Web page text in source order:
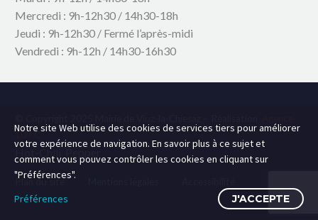
Mercredi : 9h-12h30 / 14h30-18h
Jeudi : 9h-12h30 / Fermé l’après-midi
Vendredi : 9h-12h / 14h30-16h30
109.C
Hot-Chili_Pepper
Plan du site
Notre site Web utilise des cookies de services tiers pour améliorer
votre expérience de navigation. En savoir plus à ce sujet et
comment vous pouvez contrôler les cookies en cliquant sur
"Préférences".
Préférences
J'ACCEPTE